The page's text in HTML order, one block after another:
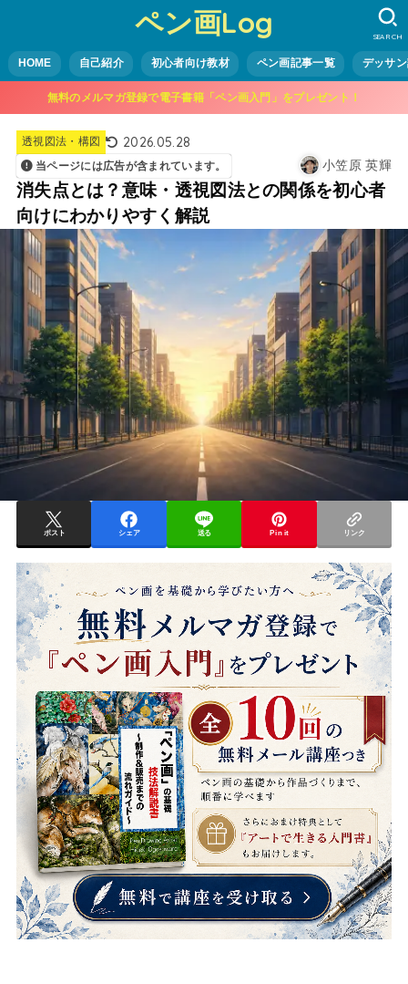
ペン画Log
HOME 自己紹介 初心者向け教材 ペン画記事一覧 デッサ
SEARCH
無料のメルマガ登録で電子書籍「ペン画入門」をプレゼント！
透視図法・構図 2026.05.28
当ページには広告が含まれています。 小笠原 英輝
消失点とは？意味・透視図法との関係を初心者
向けにわかりやすく解説
ポスト シェア 送る Pin it リンク